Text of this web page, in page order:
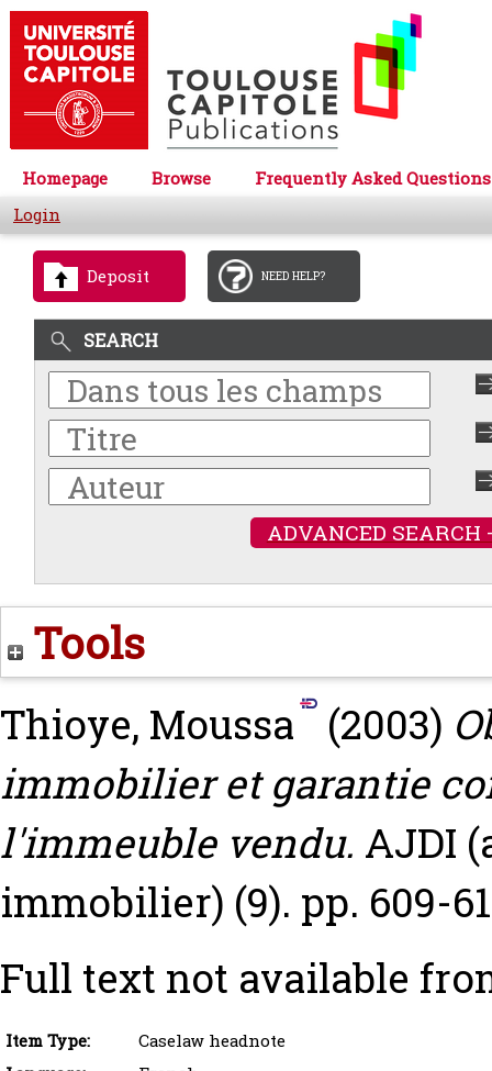
Homepage Browse
Frequently Asked Questions
Login
Deposit NEED HELP?
SEARCH
ADVANCED SEARCH
Tools
Thioye, Moussa (2003)
immobilier et garantie
l'immeuble vendu. AJDI
immobilier) (9). pp. 609-
Full text not available
Item Type:
Caselaw headnote